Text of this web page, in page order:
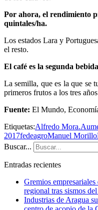
Por ahora, el rendimiento
quintales/ha.
Los estados Lara y
el resto.
El café es la segunda
La semilla, que es la que se
primeros frutos a los tres
Fuente: El Mundo,
Etiquetas:Alfredo Mora.
2017fedeagroManuel Morillo
Buscar...
Entradas recientes
Gremios
regional tras sismos
Industrias de Aragua